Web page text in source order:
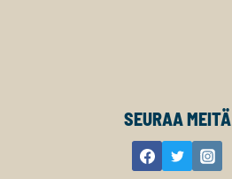
SEURAA MEITÄ